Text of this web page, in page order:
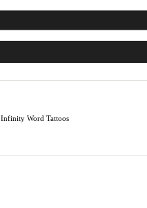
Word Tattoos